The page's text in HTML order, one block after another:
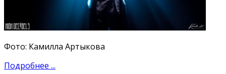
Фото: Камилла Артыкова
Подробнее ...